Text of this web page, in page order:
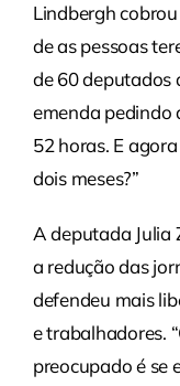
Lindbergh
de as pessoas
de 60 deputados
emenda pedindo
52 horas. E
dois meses?”
A deputada Julia
a redução das
defendeu mais
e trabalhadores.
preocupado é se